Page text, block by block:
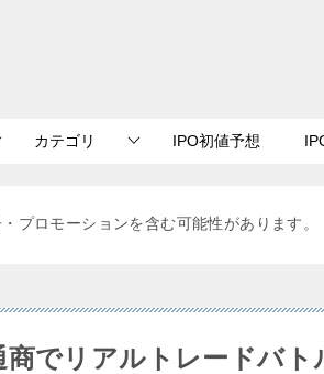
カテゴリ IPO初値予想
プロモーションを含む可能性があります。
商でリアルトレードバト